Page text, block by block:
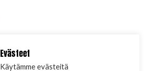
Evästeet
Käytämme evästeitä